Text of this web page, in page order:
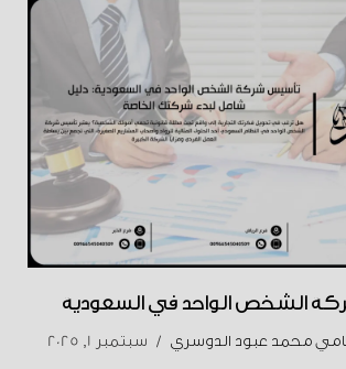
الشخص الواحد في السعودية
محمد عبود الدوسري سبتمبر 1, 2025